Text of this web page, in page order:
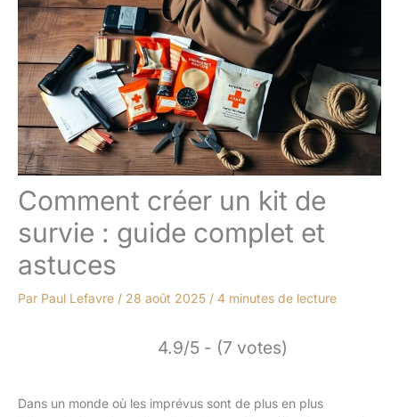
Comment créer un kit de
survie : guide complet et
astuces
Par Paul Lefavre / 28 août 2025 / 4 minutes de lecture
4.9/5 - (7 votes)
Dans un monde où les imprévus sont de plus en plus